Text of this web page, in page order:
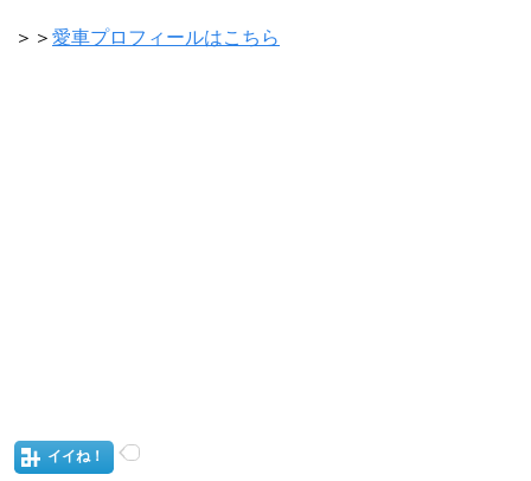
＞＞ 愛車プロフィールはこちら
イイね！